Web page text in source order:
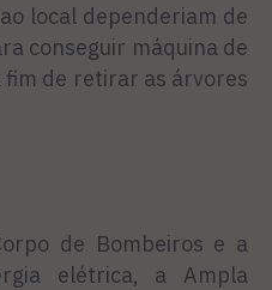
local dependeriam de
conseguir máquina de
de retirar as árvores
de Bombeiros e a
elétrica, a Ampla